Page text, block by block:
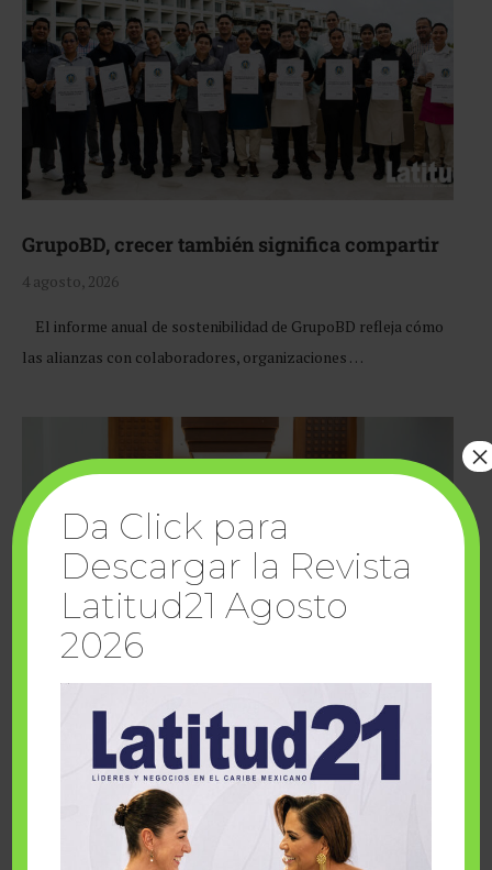
GrupoBD, crecer también significa compartir
4 agosto, 2026
El informe anual de sostenibilidad de GrupoBD refleja cómo
las alianzas con colaboradores, organizaciones …
Cuando la solidaridad inspira; cumplen
sueños Fairmont Mayakoba y Make-A-Wish
Da Click para
Descargar la Revista
Latitud21 Agosto
2026
×